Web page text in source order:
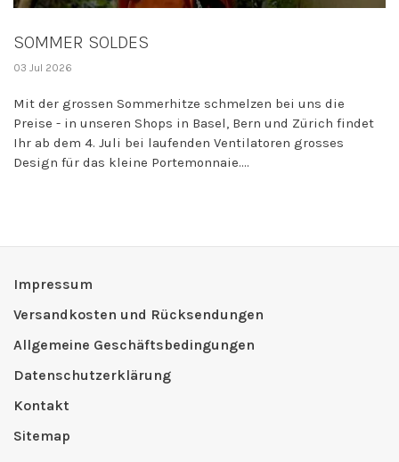
SOMMER SOLDES
03 Jul 2026
Mit der grossen Sommerhitze schmelzen bei uns die
Preise - in unseren Shops in Basel, Bern und Zürich findet
Ihr ab dem 4. Juli bei laufenden Ventilatoren grosses
Design für das kleine Portemonnaie....
Impressum
Versandkosten und Rücksendungen
Allgemeine Geschäftsbedingungen
Datenschutzerklärung
Kontakt
Sitemap